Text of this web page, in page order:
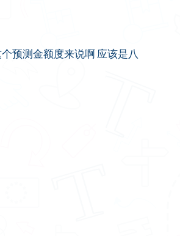
预测金额度来说啊 应该是八